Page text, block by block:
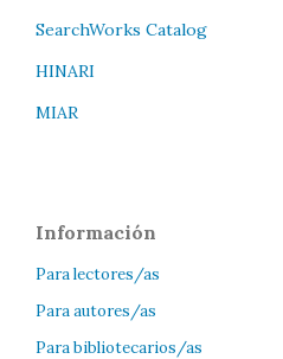
SearchWorks Catalog
HINARI
MIAR
Información
Para lectores/as
Para autores/as
Para bibliotecarios/as